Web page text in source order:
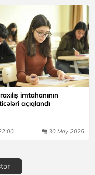
imtahanının
açıqlandı
30 May 2025